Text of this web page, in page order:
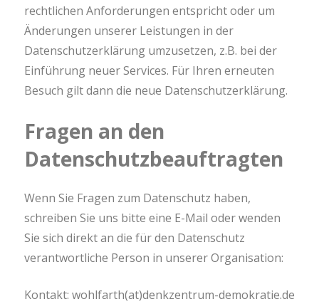
rechtlichen Anforderungen entspricht oder um
Änderungen unserer Leistungen in der
Datenschutzerklärung umzusetzen, z.B. bei der
Einführung neuer Services. Für Ihren erneuten
Besuch gilt dann die neue Datenschutzerklärung.
Fragen an den
Datenschutzbeauftragten
Wenn Sie Fragen zum Datenschutz haben,
schreiben Sie uns bitte eine E-Mail oder wenden
Sie sich direkt an die für den Datenschutz
verantwortliche Person in unserer Organisation:
Kontakt: wohlfarth(at)denkzentrum-demokratie.de